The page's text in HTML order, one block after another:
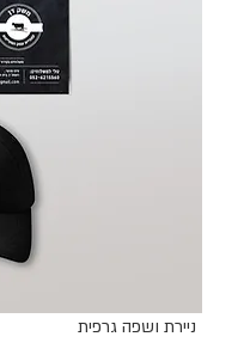
ניירת ושפה גרפית